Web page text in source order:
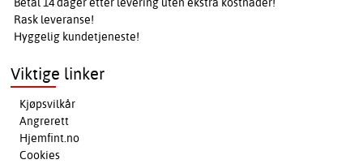
Rask leveranse!
Hyggelig kundetjeneste!
Viktige linker
Kjøpsvilkår
Angrerett
Hjemfint.no
Cookies